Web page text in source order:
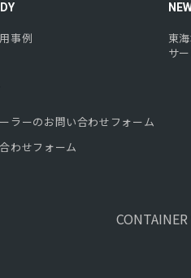
事例
ラーのお問い合わせフォーム
わせフォーム
東
サ